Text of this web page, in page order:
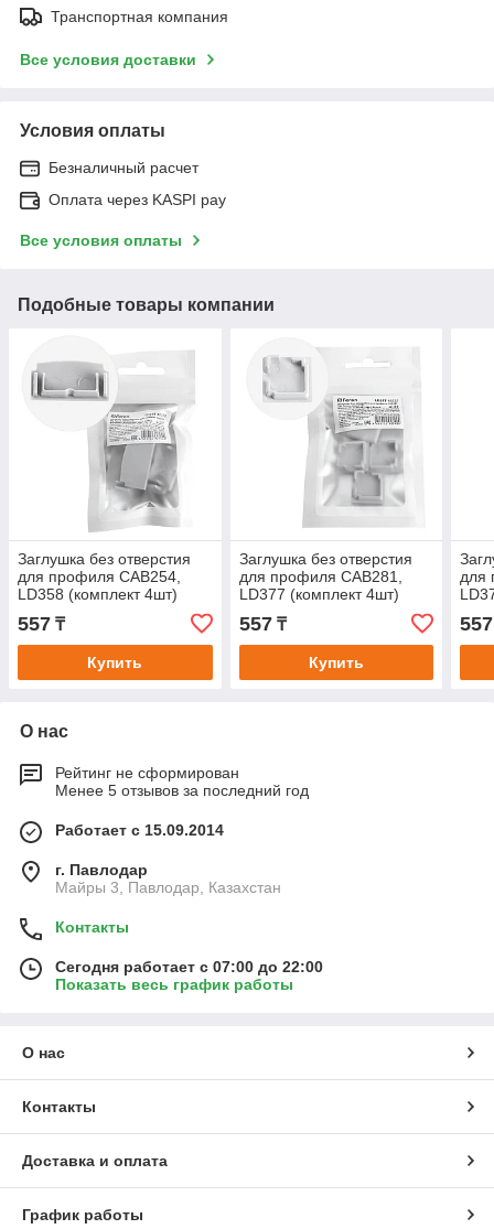
Транспортная компания
Все условия доставки
Условия оплаты
Безналичный расчет
Оплата через KASPI pay
Все условия оплаты
Подобные товары компании
Заглушка без отверстия
для профиля CAB254,
LD358 (комплект 4шт)
557 ₸
Купить
Заглушка без отверстия
для профиля CAB281,
LD377 (комплект 4шт)
557₸
Купить
для
557
О нас
Рейтинг не сформирован
Менее 5 отзывов за последний год
Работает с 15.09.2014
г. Павлодар
Майры 3, Павлодар, Казахстан
Контакты
Сегодня работает с 07:00 до 22:00
Показать весь график работы
О нас
Контакты
Доставка и оплата
График работы